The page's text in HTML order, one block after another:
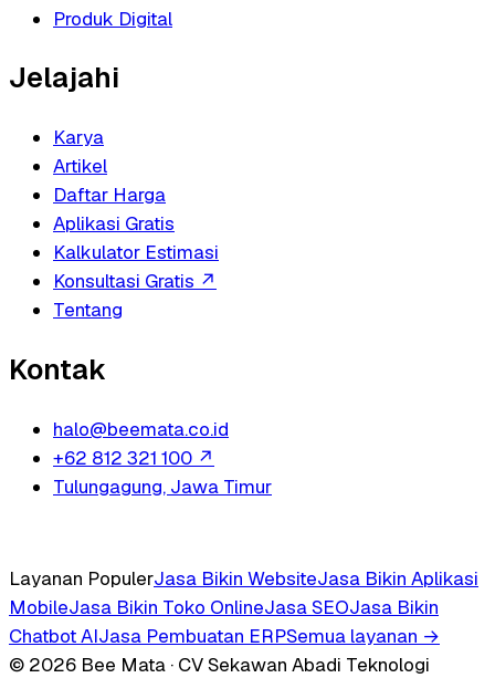
Produk Digital
Jelajahi
Karya
Artikel
Daftar Harga
Aplikasi Gratis
Kalkulator Estimasi
Konsultasi Gratis ↗
Tentang
Kontak
halo@beemata.co.id
+62 812 321 100 ↗
Tulungagung, Jawa Timur
Layanan PopulerJasa Bikin WebsiteJasa Bikin Aplikasi
MobileJasa Bikin Toko OnlineJasa SEOJasa Bikin
Chatbot AIJasa Pembuatan ERPSemua layanan →
© 2026 Bee Mata · CV Sekawan Abadi Teknologi